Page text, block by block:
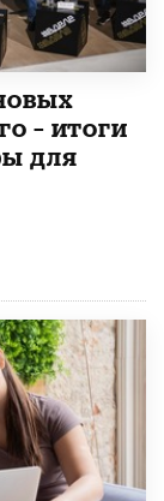
– итоги
для